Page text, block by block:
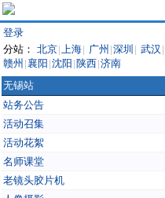
登录
分站： 北京 上海 广州 深圳 武汉
赣州 襄阳 沈阳 陕西 济南
无锡站
站务公告
活动召集
活动花絮
名师课堂
老镜头胶片机